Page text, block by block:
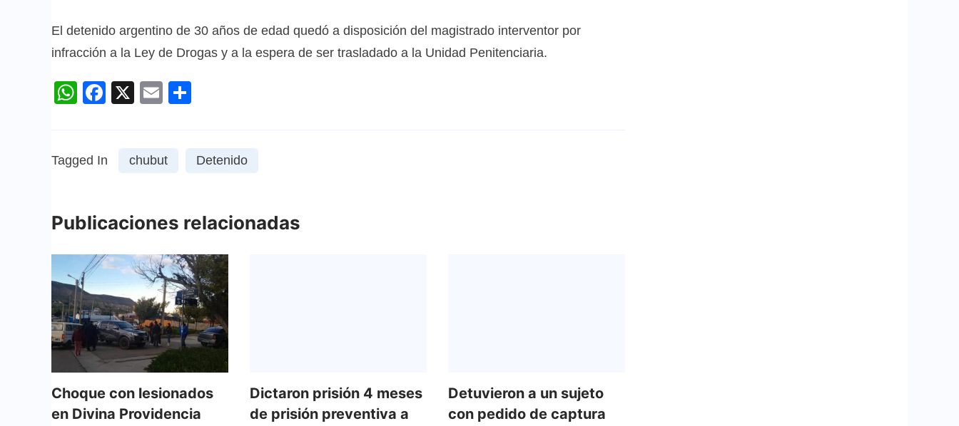
El detenido argentino de 30 años de edad quedó a disposición del magistrado interventor por
infracción a la Ley de Drogas y a la espera de ser trasladado a la Unidad Penitenciaria.
WhatsApp
Facebook
X Email
Tagged In chubut Detenido
Publicaciones relacionadas
Choque con lesionados
en Divina Providencia
Dictaron prisión 4 meses
de prisión preventiva a
Detuvieron a un sujeto
con pedido de captura